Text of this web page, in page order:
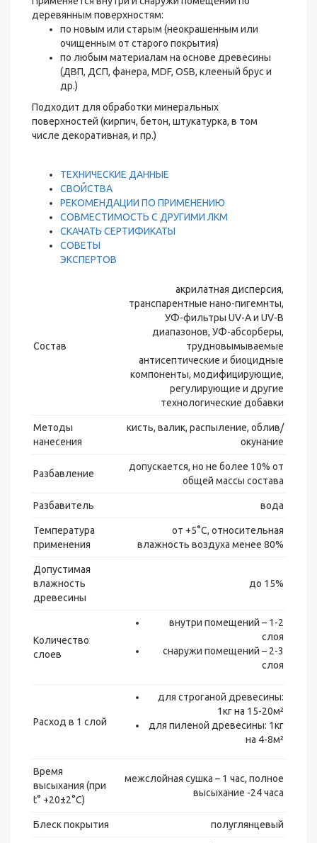
деревянным поверхностям:
по новым или старым (неокрашенным или
очищенным от старого покрытия)
по любым материалам на основе древесины
(ДВП, ДСП, фанера, MDF, OSB, клееный брус и
др.)
Подходит для обработки минеральных
поверхностей (кирпич, бетон, штукатурка, в том
числе декоративная, и пр.)
ТЕХНИЧЕСКИЕ ДАННЫЕ
СВОЙСТВА
РЕКОМЕНДАЦИИ ПО ПРИМЕНЕНИЮ
СОВМЕСТИМОСТЬ С ДРУГИМИ ЛКМ
СКАЧАТЬ СЕРТИФИКАТЫ
СОВЕТЫ
ЭКСПЕРТОВ
Состав
акрилатная дисперсия,
транспарентные нано-пигемнты,
УФ-фильтры UV-A и UV-B
диапазонов, УФ-абсорберы,
трудновымываемые
антисептические и биоцидные
компоненты, модифицирующие,
регулирующие и другие
технологические добавки
Методы
нанесения
кисть, валик, распыление, облив/
окунание
Разбавление
допускается, но не более 10% от
общей массы состава
Разбавитель вода
Температура
применения
от +5°С, относительная
влажность воздуха менее 80%
Допустимая
влажность
древесины
до 15%
Количество
слоев
внутри помещений – 1-2
слоя
снаружи помещений – 2-3
слоя
Расход в 1 слой
для строганой древесины:
1кг на 15-20м²
для пиленой древесины: 1кг
на 4-8м²
Время
высыхания (при
t° +20±2°C)
межслойная сушка – 1 час, полное
высыхание -24 часа
Блеск покрытия полуглянцевый